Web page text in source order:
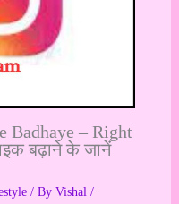
Badhaye – Right
बढ़ाने के जानें
/ By Vishal /